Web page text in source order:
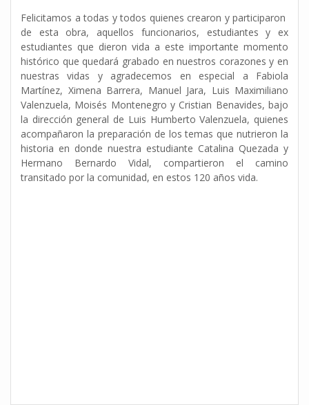
Felicitamos a todas y todos quienes crearon y participaron
de esta obra, aquellos funcionarios, estudiantes y ex
estudiantes que dieron vida a este importante momento
histórico que quedará grabado en nuestros corazones y en
nuestras vidas y agradecemos en especial a Fabiola
Martínez, Ximena Barrera, Manuel Jara, Luis Maximiliano
Valenzuela, Moisés Montenegro y Cristian Benavides, bajo
la dirección general de Luis Humberto Valenzuela, quienes
acompañaron la preparación de los temas que nutrieron la
historia en donde nuestra estudiante Catalina Quezada y
Hermano Bernardo Vidal, compartieron el camino
transitado por la comunidad, en estos 120 años vida.